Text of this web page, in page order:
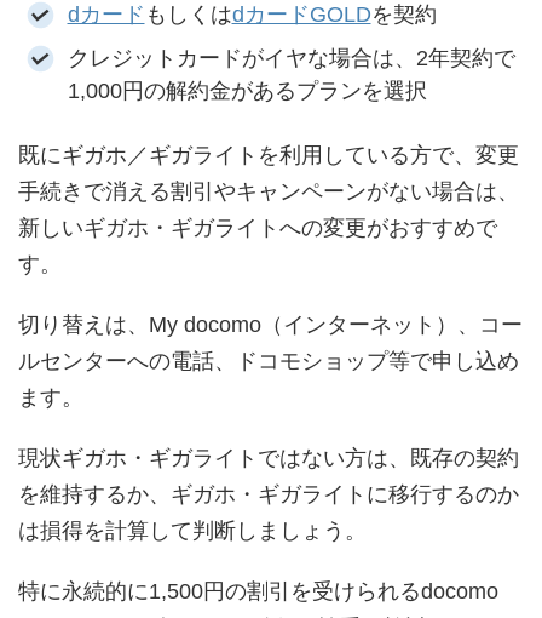
dカード もしくはdカードGOLDを契約
クレジットカードがイヤな場合は、2年契約で
1,000円の解約金があるプランを選択
既にギガホ／ギガライトを利用している方で、変更
手続きで消える割引やキャンペーンがない場合は、
新しいギガホ・ギガライトへの変更がおすすめで
す。
切り替えは、My docomo（インターネット）、コー
ルセンターへの電話、ドコモショップ等で申し込め
ます。
現状ギガホ・ギガライトではない方は、既存の契約
を維持するか、ギガホ・ギガライトに移行するのか
は損得を計算して判断しましょう。
特に永続的に1,500円の割引を受けられるdocomo